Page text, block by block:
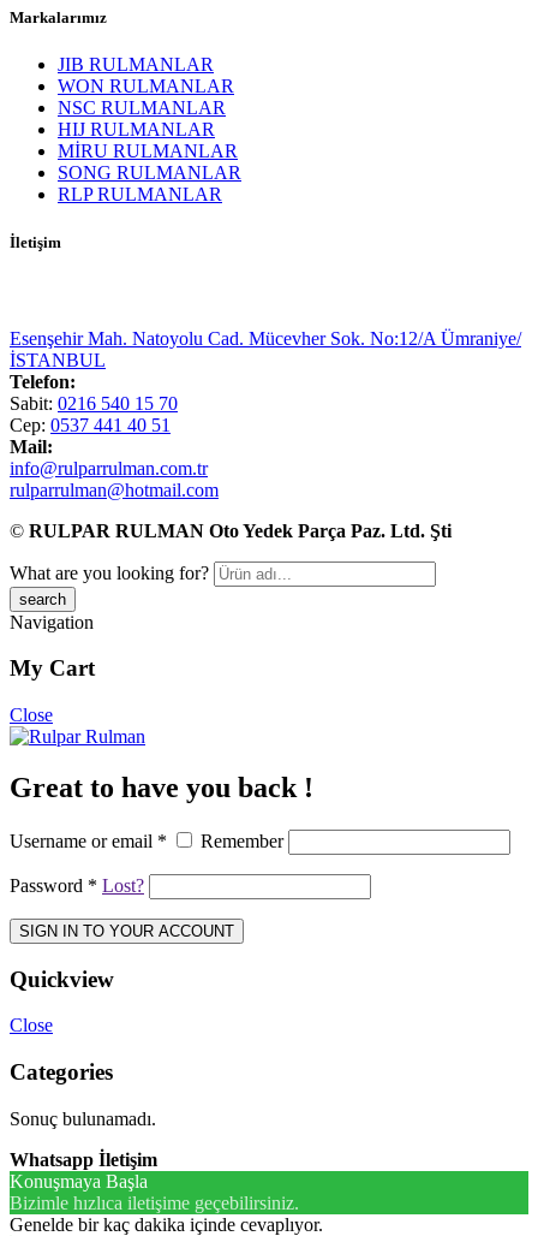
Markalarımız
JIB RULMANLAR
WON RULMANLAR
NSC RULMANLAR
HIJ RULMANLAR
MİRU RULMANLAR
SONG RULMANLAR
RLP RULMANLAR
İletişim
Esenşehir Mah. Natoyolu Cad. Mücevher Sok. No:12/A Ümraniye/
İSTANBUL
Telefon:
Sabit: 0216 540 15 70
Cep: 0537 441 40 51
Mail:
info@rulparrulman.com.tr
rulparrulman@hotmail.com
© RULPAR RULMAN Oto Yedek Parça Paz. Ltd. Şti
What are you looking for?
Navigation
My Cart
Close
Great to have you back !
Username or email * Remember
Password * Lost?
SIGN IN TO YOUR ACCOUNT
Quickview
Close
Categories
Sonuç bulunamadı.
Whatsapp İletişim
Konuşmaya Başla
Bizimle hızlıca iletişime geçebilirsiniz.
Genelde bir kaç dakika içinde cevaplıyor.